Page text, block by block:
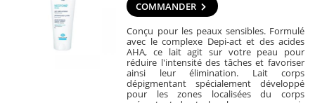
COMMANDER
Conçu pour les peaux sensibles. Formulé
avec le complexe Depi-act et des acides
AHA, ce lait agit sur votre peau pour
réduire l'intensité des tâches et favoriser
ainsi leur élimination. Lait corps
dépigmentant spécialement développé
pour les zones localisées du corps